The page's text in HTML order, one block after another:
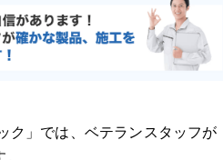
ク」では、ベテランスタッフが